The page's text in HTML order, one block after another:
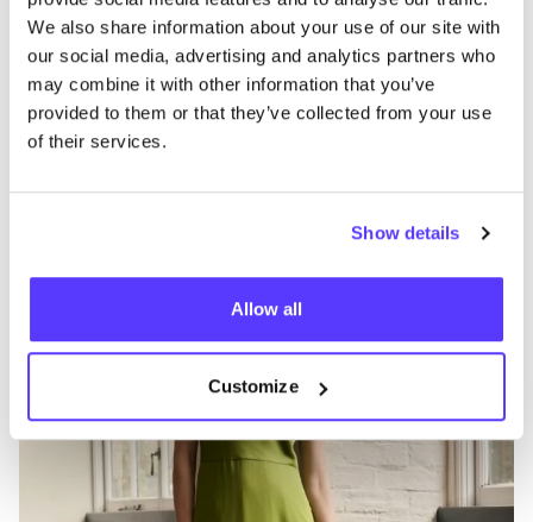
We also share information about your use of our site with
our social media, advertising and analytics partners who
may combine it with other information that you’ve
provided to them or that they’ve collected from your use
of their services.
Show details
Allow all
Customize
Otras marcas
B
Seasalt Cornwall
Ropa Vaquieros / denim 14+